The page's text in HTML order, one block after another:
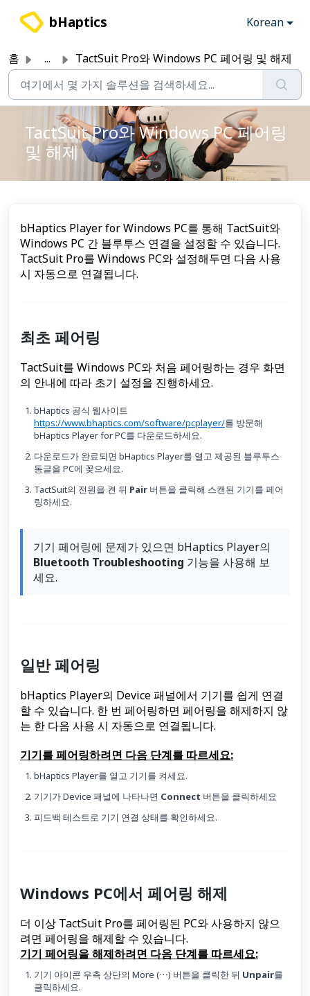
bHaptics Korean
홈 ... TactSuit Pro와 Windows PC 페어링 및 해제
TactSuit Pro와 Windows PC 페어링
및 해제
bHaptics Player for Windows PC를 통해 TactSuit와
Windows PC 간 블루투스 연결을 설정할 수 있습니다.
TactSuit Pro를 Windows PC와 설정해두면 다음 사용
시 자동으로 연결됩니다.
최초 페어링
TactSuit를 Windows PC와 처음 페어링하는 경우 화면
의 안내에 따라 초기 설정을 진행하세요.
bHaptics 공식 웹사이트
https://www.bhaptics.com/software/pcplayer/를 방문해
bHaptics Player for PC를 다운로드하세요.
다운로드가 완료되면 bHaptics Player를 열고 제공된 블루투스
동글을 PC에 꽂으세요.
TactSuit의 전원을 켠 뒤 Pair 버튼을 클릭해 스캔된 기기를 페어
링하세요.
기기 페어링에 문제가 있으면 bHaptics Player의
Bluetooth Troubleshooting 기능을 사용해 보
세요.
일반 페어링
bHaptics Player의 Device 패널에서 기기를 쉽게 연결
할 수 있습니다. 한 번 페어링하면 페어링을 해제하지 않
는 한 다음 사용 시 자동으로 연결됩니다.
기기를 페어링하려면 다음 단계를 따르세요:
bHaptics Player를 열고 기기를 켜세요.
기기가 Device 패널에 나타나면 Connect 버튼을 클릭하세요
피드백 테스트로 기기 연결 상태를 확인하세요.
Windows PC에서 페어링 해제
더 이상 TactSuit Pro를 페어링된 PC와 사용하지 않으
려면 페어링을 해제할 수 있습니다.
기기 페어링을 해제하려면 다음 단계를 따르세요:
기기 아이콘 우측 상단의 More (⋯) 버튼을 클릭한 뒤 Unpair를
클릭하세요.